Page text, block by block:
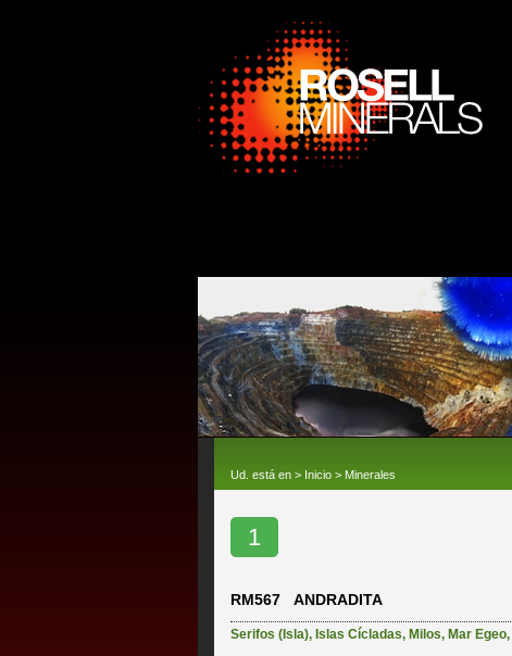
Ud. está en > Inicio > Minerales
1
RM567 ANDRADITA
Serifos (Isla), Islas Cícladas, Milos, Mar Egeo,